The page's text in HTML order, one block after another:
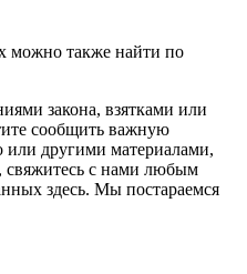
можно также найти по
закона, взятками или
сообщить важную
другими материалами,
с нами любым
здесь. Мы постараемся